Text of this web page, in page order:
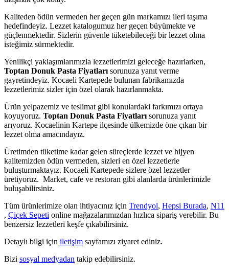
Kaliteden ödün vermeden her geçen gün markamızı ileri taşıma
hedefindeyiz. Lezzet katalogumuz her geçen büyümekte ve
güçlenmektedir. Sizlerin güvenle tüketebileceği bir lezzet olma
isteğimiz sürmektedir.
Yenilikçi yaklaşımlarımızla lezzetlerimizi geleceğe hazırlarken,
Toptan Donuk Pasta Fiyatları sorunuza yanıt verme
gayretindeyiz. Kocaeli Kartepede bulunan fabrikamızda
lezzetlerimiz sizler için özel olarak hazırlanmakta.
Ürün yelpazemiz ve teslimat gibi konulardaki farkımızı ortaya
koyuyoruz. Toptan Donuk Pasta Fiyatları sorunuza yanıt
arıyoruz. Kocaelinin Kartepe ilçesinde ülkemizde öne çıkan bir
lezzet olma amacındayız.
Üretimden tüketime kadar gelen süreçlerde lezzet ve hijyen
kalitemizden ödün vermeden, sizleri en özel lezzetlerle
buluşturmaktayız. Kocaeli Kartepede sizlere özel lezzetler
üretiyoruz. Market, cafe ve restoran gibi alanlarda ürünlerimizle
buluşabilirsiniz.
Tüm ürünlerimize olan ihtiyacınız için Trendyol, Hepsi Burada, N11
, Çiçek Sepeti online mağazalarımızdan hızlıca sipariş verebilir. Bu
benzersiz lezzetleri keşfe çıkabilirsiniz.
Detaylı bilgi için iletişim sayfamızı ziyaret ediniz.
Bizi sosyal medyadan takip edebilirsiniz.